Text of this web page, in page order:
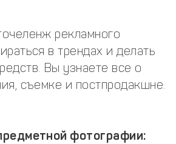
рекламного
в трендах и делать
Вы узнаете все о
съемке и постпродакшне.
фотографии: